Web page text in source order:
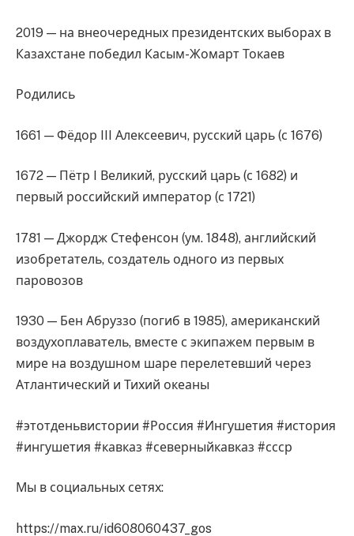
2019 — на внеочередных президентских выборах в
Казахстане победил Касым-Жомарт Токаев
Родились
1661 — Фёдор III Алексеевич, русский царь (с 1676)
1672 — Пётр I Великий, русский царь (с 1682) и
первый российский император (с 1721)
1781 — Джордж Стефенсон (ум. 1848), английский
изобретатель, создатель одного из первых
паровозов
1930 — Бен Абруззо (погиб в 1985), американский
воздухоплаватель, вместе с экипажем первым в
мире на воздушном шаре перелетевший через
Атлантический и Тихий океаны
#этотденьвистории #Россия #Ингушетия #история
#ингушетия #кавказ #северныйкавказ #ссср
Мы в социальных сетях:
https://max.ru/id608060437_gos